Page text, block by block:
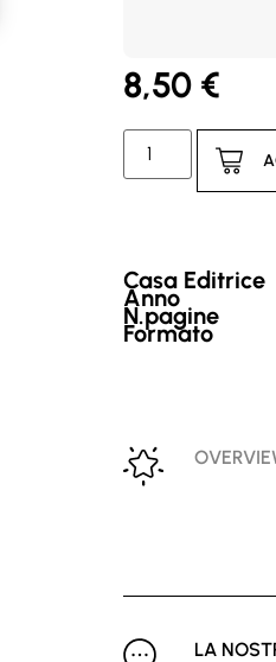
8,50 €
Casa Editrice
Anno
N.pagine
Formato
LA